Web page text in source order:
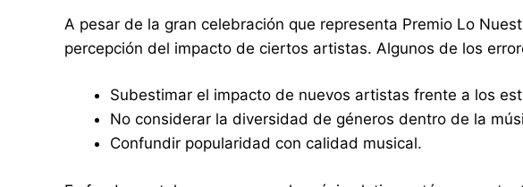
A pesar de la gran celebración que representa Premio Lo
percepción del impacto de ciertos artistas. Algunos de los
Subestimar el impacto de nuevos artistas frente a los
No considerar la diversidad de géneros dentro de la
Confundir popularidad con calidad musical.